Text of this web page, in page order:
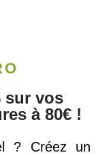
sur vos
à 80€ !
? Créez un